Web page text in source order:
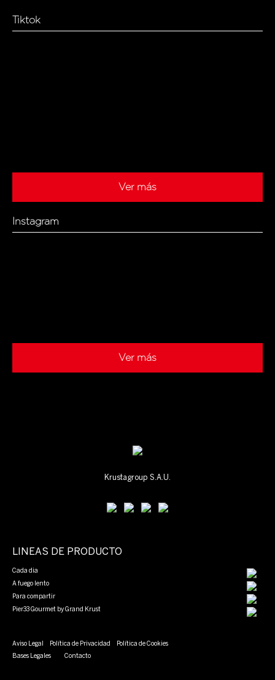
Tiktok
Ver más
Instagram
Ver más
Krustagroup S.A.U.
LINEAS DE PRODUCTO
Cada dia
A fuego lento
Para compartir
Pier33 Gourmet by Grand Krust
Aviso Legal Política de Privacidad Política de Cookies
Bases Legales Contacto